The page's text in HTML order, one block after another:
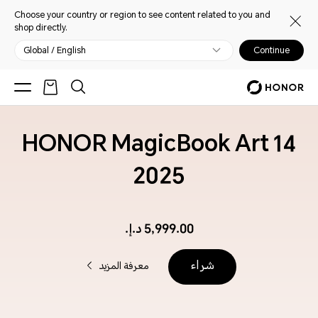
Choose your country or region to see content related to you and
shop directly.
Global / English Continue
HONOR MagicBook Art 14
2025
5,999.00 د.إ.‏‏
شراء
معرفة المزيد